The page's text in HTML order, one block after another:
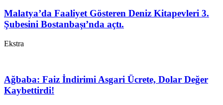
Malatya’da Faaliyet Gösteren Deniz Kitapevleri 3.
Şubesini Bostanbaşı’nda açtı.
Ekstra
Ağbaba: Faiz İndirimi Asgari Ücrete, Dolar Değer
Kaybettirdi!